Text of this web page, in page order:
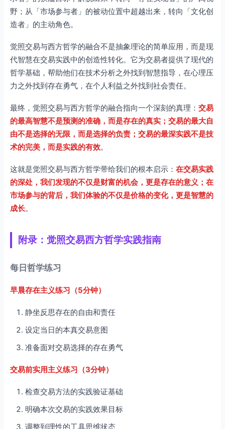
野；从「市场参与者」的被动位置中超越出来，转向「文化创
造者」的主动角色。
觉照交易与西方哲学的融合不是抽象理论的简单应用，而是现
代智慧在交易实践中的创造性转化。它为交易者提供了现代的
哲学基础，帮助他们在技术分析之外找到智慧指导，在心理压
力之外找到存在勇气，在个人利益之外找到社会责任。
最终，觉照交易与西方哲学的融合指向一个深刻的真理： 交易
的最高智慧不是预测的准确，而是存在的真实；交易的最大自
由不是选择的无限，而是选择的负责；交易的最深实践不是技
术的完美，而是实践的有效。
这就是觉照交易与西方哲学带给我们的根本启示： 在交易实践
的深处，我们发现的不仅是财富的机会，更是存在的意义；在
市场参与的背后，我们体验的不仅是价格的变化，更是智慧的
成长。
附录：觉照交易西方哲学实践指南
每日哲学练习
早晨存在主义练习（5分钟）
静坐反思存在的自由和责任
设定当日的本真交易意图
准备面对交易选择的存在勇气
交易前实用主义练习（3分钟）
检查交易方法的实践验证基础
明确本次交易的实践效果目标
调整到理性的工具思维状态